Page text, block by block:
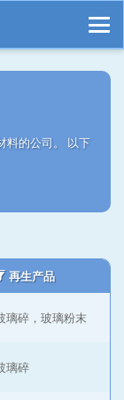
料的公司。 以下
再生产品
璃碎，玻璃粉末
璃碎